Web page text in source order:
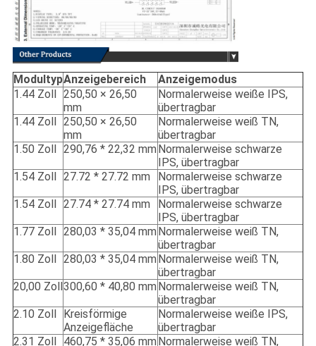
ModultypAnzeigebereich
Anzeigemodus
1.44 Zoll 250,50 × 26,50
mm
Normalerweise weiße IPS,
übertragbar
1.44 Zoll 250,50 × 26,50
mm
Normalerweise weiß TN,
übertragbar
1.50 Zoll 290,76 * 22,32 mm Normalerweise schwarze
IPS, übertragbar
1.54 Zoll 27.72 * 27.72 mm
Normalerweise schwarze
IPS, übertragbar
1.54 Zoll 27.74 * 27.74 mm
Normalerweise schwarze
IPS, übertragbar
1.77 Zoll 280,03 * 35,04 mm Normalerweise weiß TN,
übertragbar
1.80 Zoll 280,03 * 35,04 mm Normalerweise weiß TN,
übertragbar
20,00 Zoll300,60 * 40,80 mm Normalerweise weiß TN,
übertragbar
2.10 Zoll Kreisförmige
Anzeigefläche
Normalerweise weiße IPS,
übertragbar
2.31 Zoll 460,75 * 35,06 mm Normalerweise weiß TN,